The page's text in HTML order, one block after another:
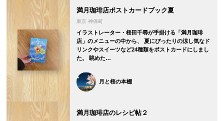
満月珈琲店ポストカードブック夏
東京 神保町
イラストレーター・桜田千尋が手掛ける「満月珈琲
店」のメニューの中から、 夏にぴったりの涼し気なド
リンクやスイーツなど24種類をポストカードにしまし
た。 眺めた…
月と桜の本棚
満月珈琲店のレシピ帖２